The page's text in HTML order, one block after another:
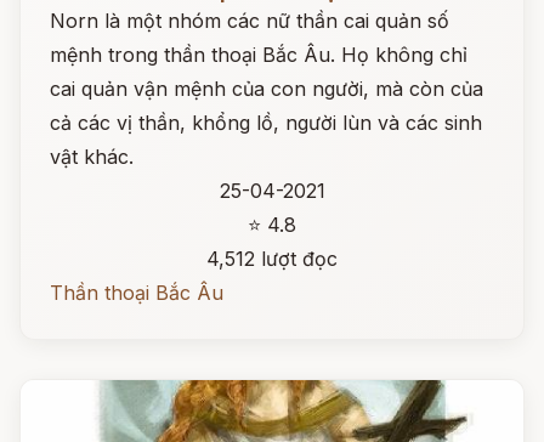
Norn là một nhóm các nữ thần cai quản số
mệnh trong thần thoại Bắc Âu. Họ không chỉ
cai quản vận mệnh của con người, mà còn của
cả các vị thần, khổng lồ, người lùn và các sinh
vật khác.
25-04-2021
⭐ 4.8
4,512 lượt đọc
Thần thoại Bắc Âu